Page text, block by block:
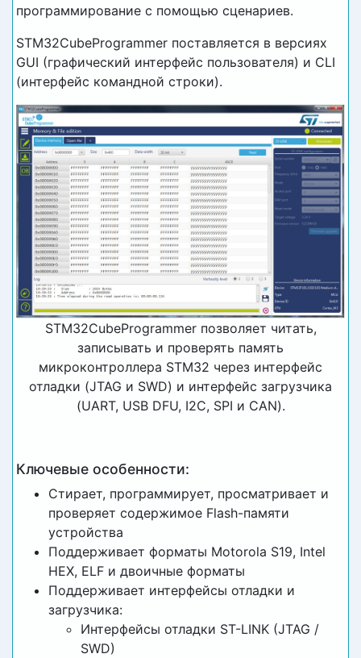
программирование с помощью сценариев.
STM32CubeProgrammer поставляется в версиях
GUI (графический интерфейс пользователя) и CLI
(интерфейс командной строки).
STM32CubeProgrammer позволяет читать,
записывать и проверять память
микроконтроллера STM32 через интерфейс
отладки (JTAG и SWD) и интерфейс загрузчика
(UART, USB DFU, I2C, SPI и CAN).
Ключевые особенности:
Стирает, программирует, просматривает и
проверяет содержимое Flash-памяти
устройства
Поддерживает форматы Motorola S19, Intel
HEX, ELF и двоичные форматы
Поддерживает интерфейсы отладки и
загрузчика:
Интерфейсы отладки ST-LINK (JTAG /
SWD)